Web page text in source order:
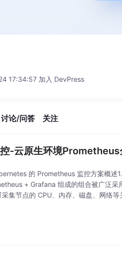
17:34:57 加入 DevPress
讨论/问答 关注
-云原生环境Prometheus
的 Prometheus 监控方案概
+ Grafana 组成的组合被广泛
集节点的 CPU、内存、磁盘、网络